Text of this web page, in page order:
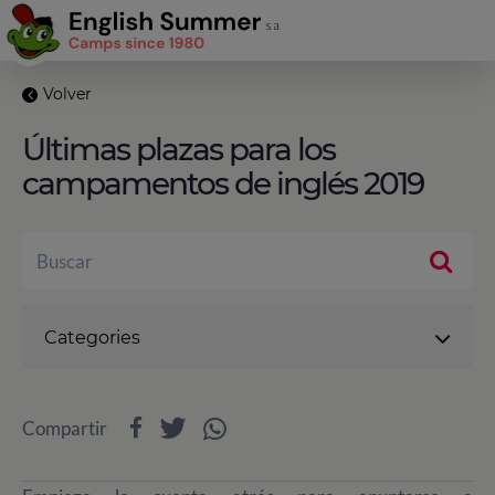
Volver
Últimas plazas para los
campamentos de inglés 2019
Categories
Compartir